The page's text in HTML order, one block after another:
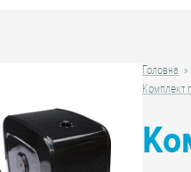
Головна
Комплект